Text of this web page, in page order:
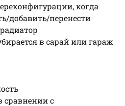
когда
добавить/перенести
в сарай или гараж
сравнении с